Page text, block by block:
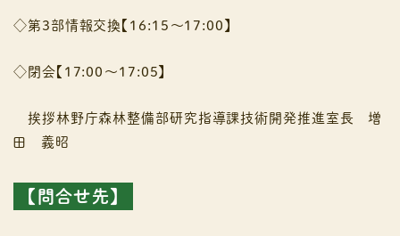
◇第３部情報交換【16:15〜17:00】
◇閉会【17:00〜17:05】
挨拶林野庁森林整備部研究指導課技術開発推進室⻑ 増
田 義昭
【問合せ先】